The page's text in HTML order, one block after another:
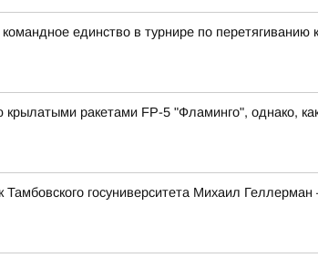
единство в турнире по перетягиванию
ракетами FP-5 "Фламинго", однако,
госуниверситета Михаил